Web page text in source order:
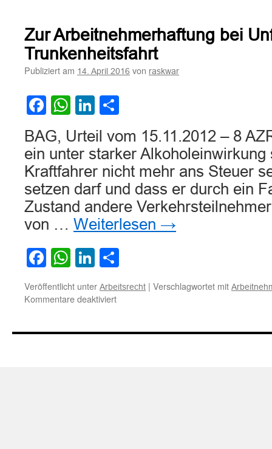
Beifahrers
Zur Arbeitnehmerhaftung bei
Trunkenheitsfahrt
Publiziert am 14. April 2016 von raskwar
Facebook
WhatsApp
LinkedIn
BAG, Urteil vom 15.11.2012 – 8
ein unter starker Alkoholeinwirkung
Kraftfahrer nicht mehr ans Steuer
setzen darf und dass er durch ein
Zustand andere
von … Weiterlesen →
Facebook
WhatsApp
LinkedIn
Veröffentlicht unter Arbeitsrecht | Verschlagwortet mit
Kommentare deaktiviertfür
bei